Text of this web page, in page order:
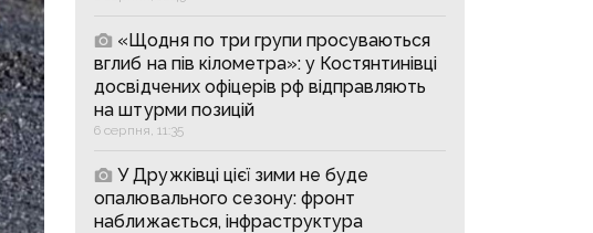
«Щодня по три групи просуваються
вглиб на пів кілометра»: у Костянтинівці
досвідчених офіцерів рф відправляють
на штурми позицій
6 серпня, 11:35
У Дружківці цієї зими не буде
опалювального сезону: фронт
наближається, інфраструктура